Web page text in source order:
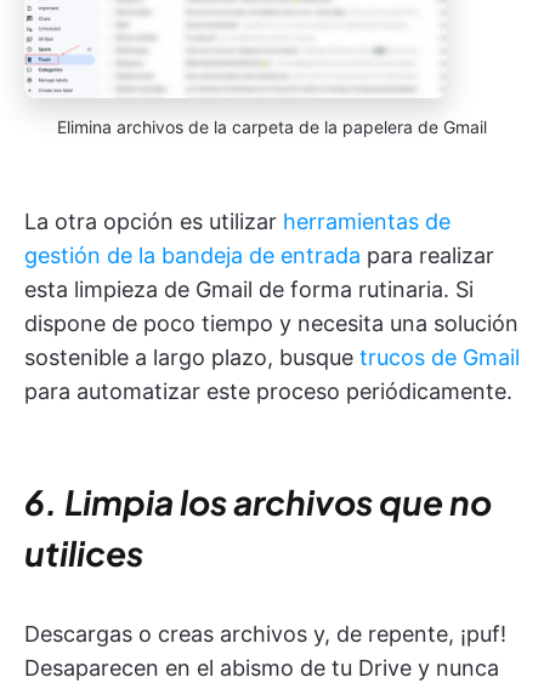
Elimina archivos de la carpeta de la papelera de Gmail
La otra opción es utilizar herramientas de
gestión de la bandeja de entrada para realizar
esta limpieza de Gmail de forma rutinaria. Si
dispone de poco tiempo y necesita una solución
sostenible a largo plazo, busque trucos de Gmail
para automatizar este proceso periódicamente.
6. Limpia los archivos que no
utilices
Descargas o creas archivos y, de repente, ¡puf!
Desaparecen en el abismo de tu Drive y nunca